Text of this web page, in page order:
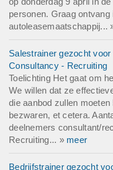
personen. Graag
autoleasemaatschappij...
Salestrainer gezocht
Consultancy - Recruiting
Toelichting Het gaat om
We willen dat ze
die aanbod zullen
bezwaren, et cetera.
deelnemers consultant/
Recruiting... » meer
Bedrijfstrainer gezocht